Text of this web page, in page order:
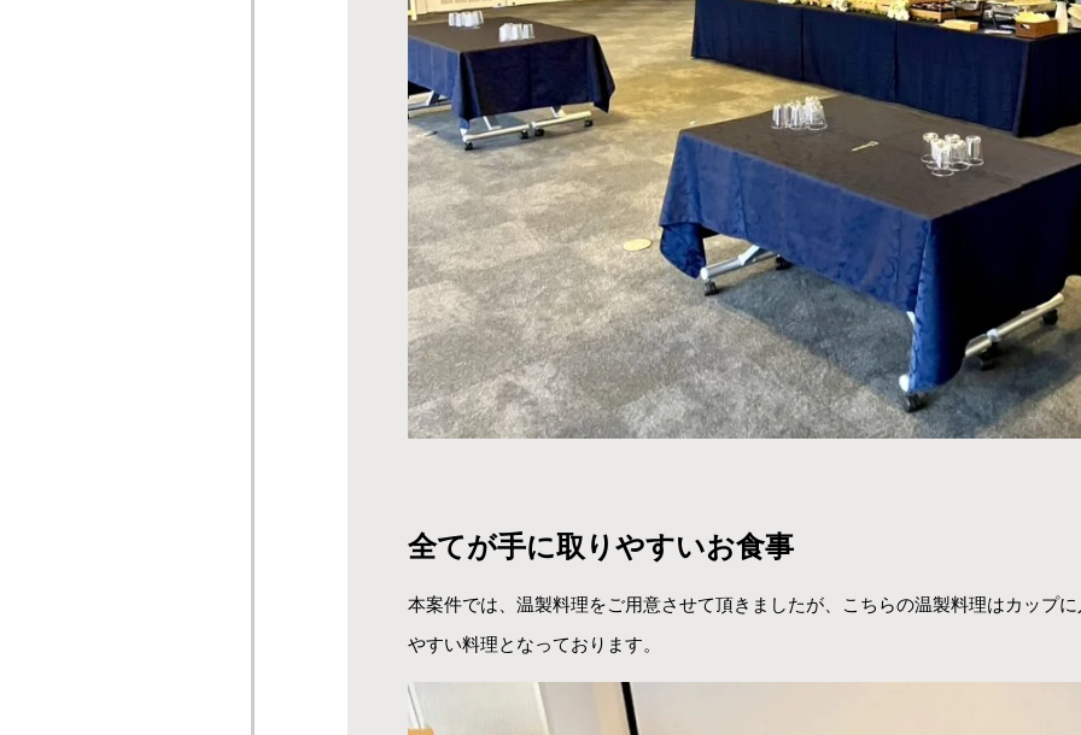
全てが手に取りやすいお食事
本案件では、温製料理をご用意させて頂きましたが、こちらの温製料理はカップ
やすい料理となっております。